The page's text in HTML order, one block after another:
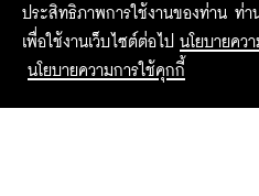
ประสิทธิภาพการใช้งานของท่าน ท่า
เพื่อใช้งานเว็บไซต์ต่อไป นโยบายคว
นโยบายความการใช้คุกกี้
2015 Forbesthailand.com